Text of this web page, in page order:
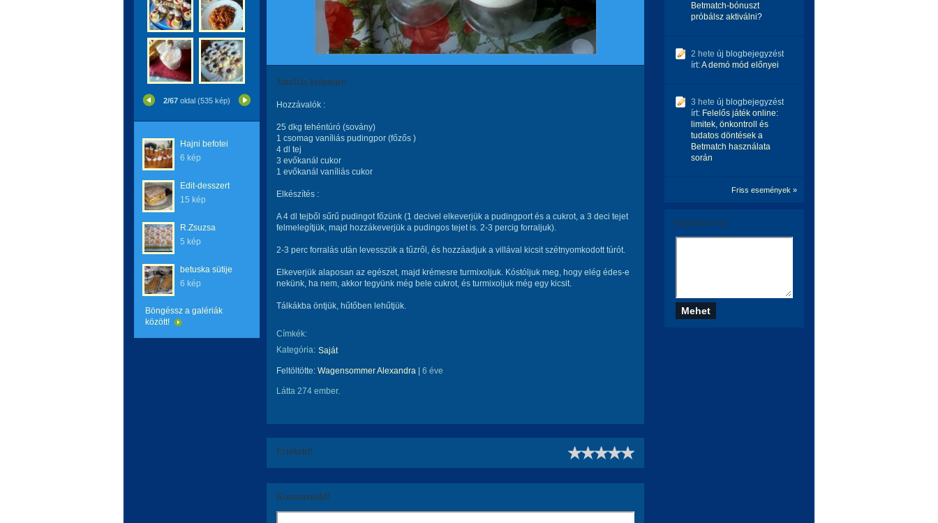
2/67 oldal (535 kép)
Hajni befotei
6 kép
Edit-desszert
15 kép
R.Zsuzsa
5 kép
betuska sütije
6 kép
Böngéssz a galériák
között!
Vaníliás krémtúró
Hozzávalók :
25 dkg tehéntúró (sovány)
1 csomag vaníliás pudingpor (főzős )
4 dl tej
3 evőkanál cukor
1 evőkanál vaníliás cukor
Elkészítés :
A 4 dl tejből sűrű pudingot főzünk (1 decivel elkeverjük a pudingport és a cukrot, a 3 deci tejet
felmelegítjük, majd hozzákeverjük a pudingos tejet is. 2-3 percig forraljuk).
2-3 perc forralás után levesszük a tűzről, és hozzáadjuk a villával kicsit szétnyomkodott túrót.
Elkeverjük alaposan az egészet, majd krémesre turmixoljuk. Kóstóljuk meg, hogy elég édes-e
nekünk, ha nem, akkor tegyünk még bele cukrot, és turmixoljuk még egy kicsit.
Tálkákba öntjük, hűtőben lehűtjük.
Címkék:
Kategória: Saját
Feltöltötte: Wagensommer Alexandra 6 éve
Látta 274 ember.
Értékeld!
Kommentáld!
Betmatch-bónuszt
próbálsz aktiválni?
2 hete új blogbejegyzést
írt:A demó mód előnyei
3 hete új blogbejegyzést
írt: Felelős játék online:
limitek, önkontroll és
tudatos döntések a
Betmatch használata
során
Friss események »
Szólj hozzá te is!